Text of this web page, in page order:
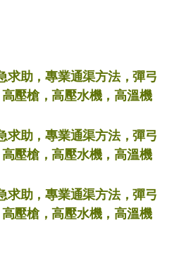
求助，專業通渠方法，彈弓
壓槍，高壓水機，高溫機
求助，專業通渠方法，彈弓
壓槍，高壓水機，高溫機
求助，專業通渠方法，彈弓
壓槍，高壓水機，高溫機